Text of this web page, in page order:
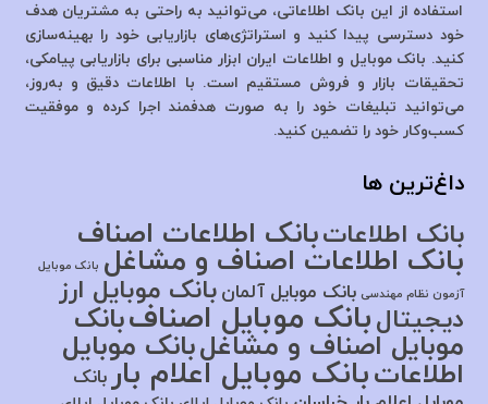
استفاده از این بانک اطلاعاتی، می‌توانید به راحتی به مشتریان هدف
خود دسترسی پیدا کنید و استراتژی‌های بازاریابی خود را بهینه‌سازی
کنید. بانک موبایل و اطلاعات ایران ابزار مناسبی برای بازاریابی پیامکی،
تحقیقات بازار و فروش مستقیم است. با اطلاعات دقیق و به‌روز،
می‌توانید تبلیغات خود را به صورت هدفمند اجرا کرده و موفقیت
کسب‌وکار خود را تضمین کنید.
داغ‌ترین ها
بانک اطلاعاتبانک اطلاعات اصناف
بانک اطلاعات اصناف و مشاغل بانک موبایل
آزمون نظام مهندسی بانک موبایل آلمان بانک موبایل ارز
دیجیتالبانک موبایل اصنافبانک
موبایل اصناف و مشاغلبانک موبایل
اطلاعاتبانک موبایل اعلام باربانک